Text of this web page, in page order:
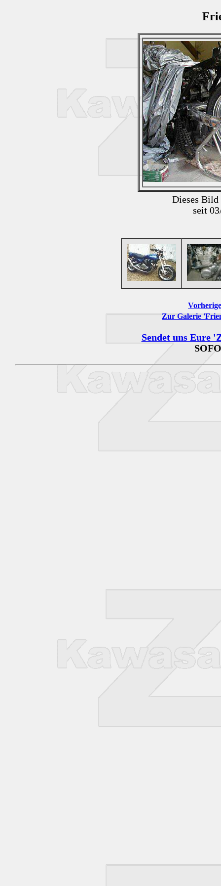
Dieses Bild
seit
Zur Galerie
Sendet uns Eure